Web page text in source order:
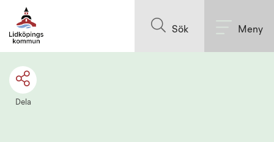
Sök Meny
Dela